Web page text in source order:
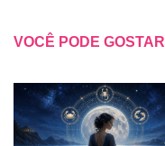
VOCÊ PODE GOSTAR